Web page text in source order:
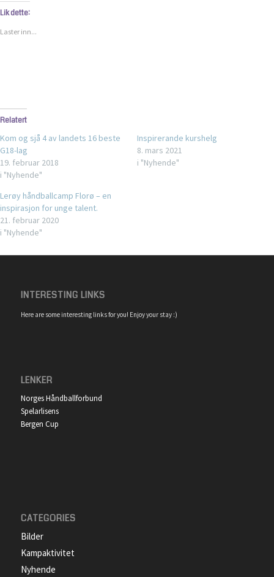
på
Twitter(åpnes
en
ny
Lik dette:
Laster inn...
Relatert
Kom og sjå 4 av landets 16 beste
G18-lag
19. februar 2018
i "Nyhende"
Inspirerande kurshelg
8. mars 2021
i "Nyhende"
Lerøy håndballcamp Florø – en
inspirasjon for unge talent.
21. februar 2020
i "Nyhende"
INTERESTING LINKS
Here are some interesting links for you! Enjoy your stay :)
LENKER
Norges Håndballforbund
Spelarlisens
Bergen Cup
CATEGORIES
Bilder
Kampaktivitet
Nyhende